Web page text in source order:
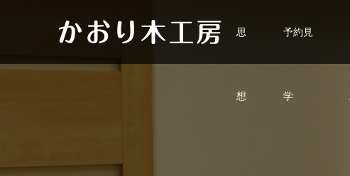
思
想
予約見
学